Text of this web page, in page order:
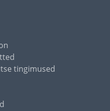
tingimused